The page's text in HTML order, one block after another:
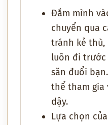
Đắm mình
chuyển qua
tránh kẻ thù,
luôn đi trước
săn đuổi
thể tham gia
dậy.
Lựa chọn